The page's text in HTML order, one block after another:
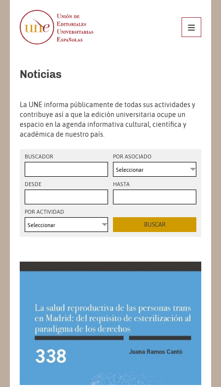
Noticias
La UNE informa públicamente de todas sus actividades y
contribuye así a que la edición universitaria ocupe un
espacio en la agenda informativa cultural, científica y
académica de nuestro país.
BUSCADOR POR ASOCIADO
Seleccionar
DESDE HASTA
POR ACTIVIDAD
Seleccionar